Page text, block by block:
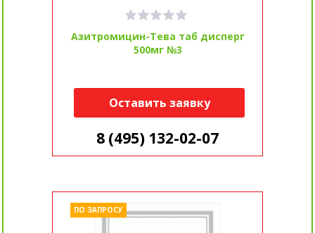
Азитромицин-Тева таб дисперг
500мг №3
Оставить заявку
8 (495) 132-02-07
ПО ЗАПРОСУ